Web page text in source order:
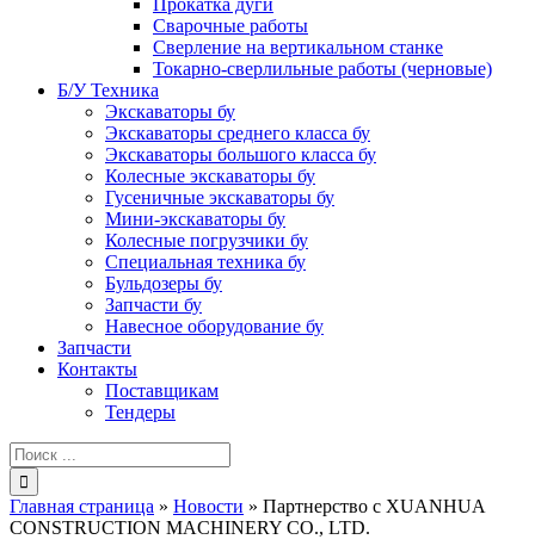
Сварочные работы
Сверление на вертикальном станке
Токарно-сверлильные работы (черновые)
Б/У Техника
Экскаваторы бу
Экскаваторы среднего класса бу
Экскаваторы большого класса бу
Колесные экскаваторы бу
Гусеничные экскаваторы бу
Мини-экскаваторы бу
Колесные погрузчики бу
Специальная техника бу
Бульдозеры бу
Запчасти бу
Навесное оборудование бу
Запчасти
Контакты
Поставщикам
Тендеры
Результат
поиска:
Главная страница » Новости » Партнерство с XUANHUA
CONSTRUCTION MACHINERY CO., LTD.